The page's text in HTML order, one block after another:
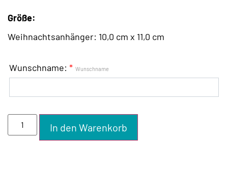
Größe:
Weihnachtsanhänger: 10,0 cm x 11,0 cm
Wunschname: * Wunschname
In den Warenkorb